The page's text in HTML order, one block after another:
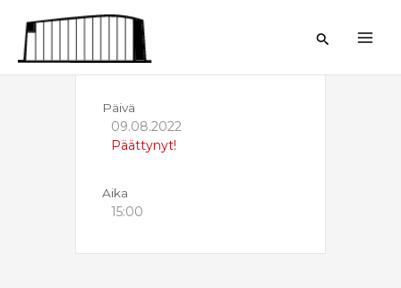
sisältöön
Hae
Päivä
09.08.2022
Päättynyt!
Aika
15:00